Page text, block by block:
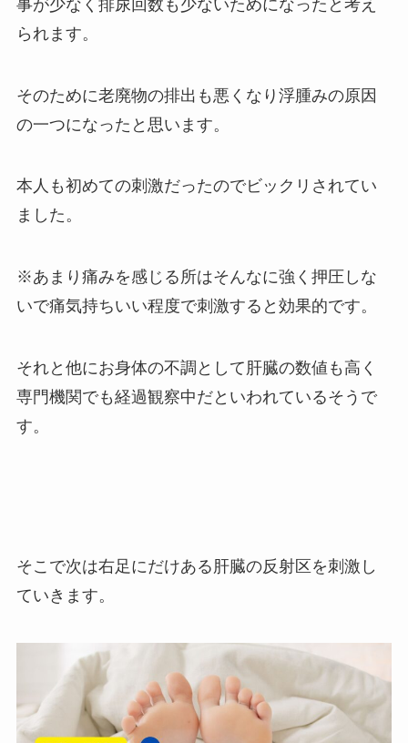
事が少なく排尿回数も少ないためになったと考え
られます。
そのために老廃物の排出も悪くなり浮腫みの原因
の一つになったと思います。
本人も初めての刺激だったのでビックリされてい
ました。
※あまり痛みを感じる所はそんなに強く押圧しな
いで痛気持ちいい程度で刺激すると効果的です。
それと他にお身体の不調として肝臓の数値も高く
専門機関でも経過観察中だといわれているそうで
す。
そこで次は右足にだけある肝臓の反射区を刺激し
ていきます。